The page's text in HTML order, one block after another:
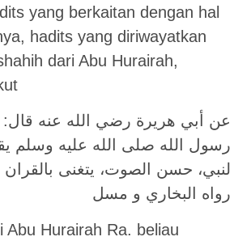
yang berkaitan dengan hal
hadits yang diriwayatkan
dari Abu Hurairah,
عن أبي هريرة رضي الله عنه
رسول الله صلى الله عليه وسلم
لنبي، حسن الصوت، يتغنى بالقران
رواه البخاري و مسل
Abu Hurairah Ra. beliau